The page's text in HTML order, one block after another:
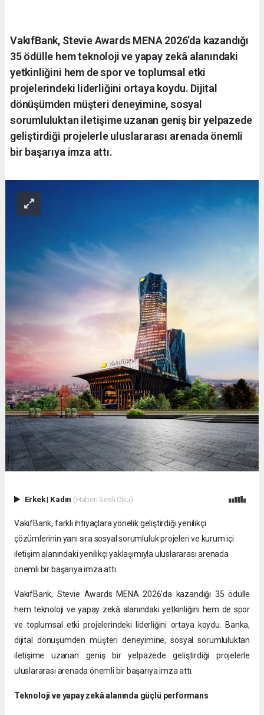
VakıfBank, Stevie Awards MENA 2026’da kazandığı
35 ödülle hem teknoloji ve yapay zekâ alanındaki
yetkinliğini hem de spor ve toplumsal etki
projelerindeki liderliğini ortaya koydu. Dijital
dönüşümden müşteri deneyimine, sosyal
sorumluluktan iletişime uzanan geniş bir yelpazede
geliştirdiği projelerle uluslararası arenada önemli
bir başarıya imza attı.
Erkek| Kadın (Haberi Sesli Oku)
VakıfBank, farklı ihtiyaçlara yönelik geliştirdiği yenilikçi
çözümlerinin yanı sıra sosyal sorumluluk projeleri ve kurum içi
iletişim alanındaki yenilikçi yaklaşımıyla uluslararası arenada
önemli bir başarıya imza attı.
VakıfBank, Stevie Awards MENA 2026’da kazandığı 35 ödülle
hem teknoloji ve yapay zekâ alanındaki yetkinliğini hem de spor
ve toplumsal etki projelerindeki liderliğini ortaya koydu. Banka,
dijital dönüşümden müşteri deneyimine, sosyal sorumluluktan
iletişime uzanan geniş bir yelpazede geliştirdiği projelerle
uluslararası arenada önemli bir başarıya imza attı.
Teknoloji ve yapay zekâ alanında güçlü performans